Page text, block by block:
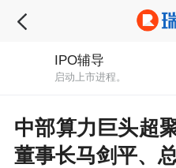
IPO辅导
启动上市进程。
中部算力巨头超
董事长马剑平、